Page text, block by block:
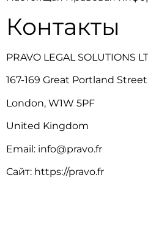
Контакты
PRAVO LEGAL SOLUTIONS
167-169 Great Portland
London, W1W 5PF
United Kingdom
Email: info@pravo.fr
Сайт: https://pravo.fr